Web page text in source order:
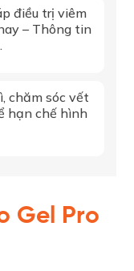
điều trị viêm
– Thông tin
chăm sóc vết
hạn chế hình
Gel Pro